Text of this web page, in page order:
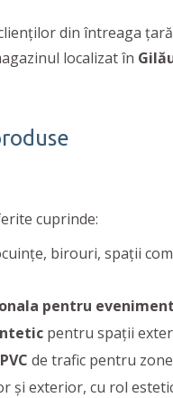
din întreaga
localizat în
cuprinde:
birouri, spații
pentru
pentru spaţii
de trafic pentru
și exterior, cu rol